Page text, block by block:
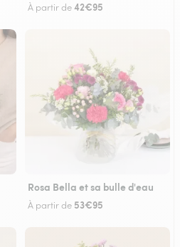
À partir de42€95
Rosa Bella et sa bulle d'eau
À partir de 53€95